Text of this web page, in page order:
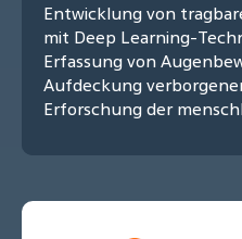
Entwicklung von
mit Deep Learning-
Erfassung von
Aufdeckung
Erforschung der